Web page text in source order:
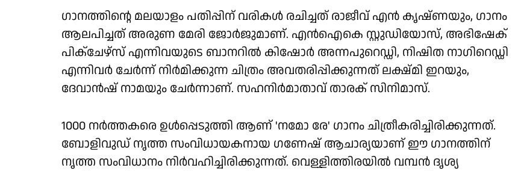
ഗാനത്തിന്റെ മലയാളം പതിപ്പിന് വരികൾ രചിച്ചത് രാജീവ് എൻ കൃഷ്ണയും, ഗാനം
ആലപിച്ചത് അരുണ മേരി ജോർജുമാണ്. എൻഐകെ സ്റ്റുഡിയോസ്, അഭിഷേക്
പിക്ചേഴ്സ് എന്നിവയുടെ ബാനറിൽ കിഷോർ അന്നപുറെഡ്ഡി, നിഷിത നാഗിറെഡ്ഡി
എന്നിവർ ചേർന്ന് നിർമിക്കുന്ന ചിത്രം അവതരിപ്പിക്കുന്നത് ലക്ഷ്മി ഇറയും,
ദേവാൻഷ് നാമയും ചേർന്നാണ്. സഹനിർമാതാവ് താരക് സിനിമാസ്.
1000 നർത്തകരെ ഉൾപ്പെടുത്തി ആണ് 'നമോ രേ' ഗാനം ചിത്രീകരിച്ചിരിക്കുന്നത്.
ബോളിവുഡ് നൃത്ത സംവിധായകനായ ഗണേഷ് ആചാര്യയാണ് ഈ ഗാനത്തിന്
നൃത്ത സംവിധാനം നിർവഹിച്ചിരിക്കുന്നത്. വെള്ളിത്തിരയിൽ വമ്പൻ ദൃശ്യ